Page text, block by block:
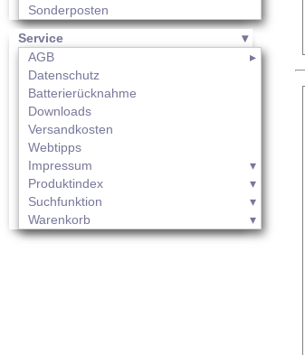
Sonderposten
Service
AGB
Datenschutz
Batterierücknahme
Downloads
Versandkosten
Webtipps
Impressum
Produktindex
Suchfunktion
Warenkorb